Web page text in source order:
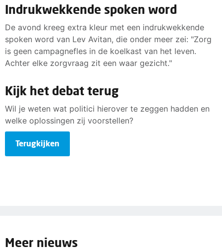
Indrukwekkende spoken word
De avond kreeg extra kleur met een indrukwekkende
spoken word van Lev Avitan, die onder meer zei: "Zorg
is geen campagnefles in de koelkast van het leven.
Achter elke zorgvraag zit een waar gezicht."
Kijk het debat terug
Wil je weten wat politici hierover te zeggen hadden en
welke oplossingen zij voorstellen?
Terugkijken
Meer nieuws